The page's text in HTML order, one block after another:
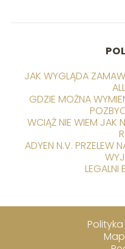
JAK WYGLĄDA
GDZIE MOŻNA
WCIĄŻ NIE WIEM JAK
ADYEN N.V. PRZELEW
LEGALNI